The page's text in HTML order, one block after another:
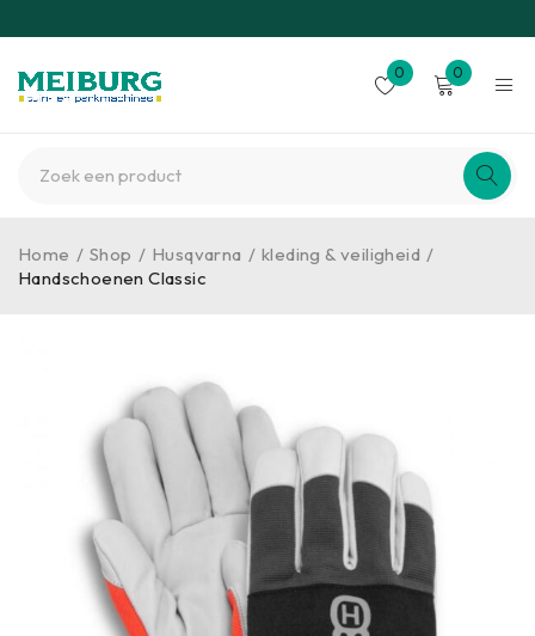
0 0
Home / Shop / Husqvarna / kleding & veiligheid /
Handschoenen Classic